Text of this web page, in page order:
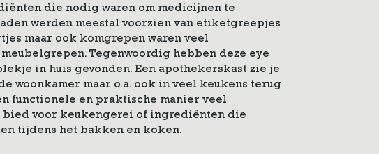
die nodig waren om medicijnen te
werden meestal voorzien van etiketgreepjes
maar ook komgrepen waren veel
Tegenwoordig hebben deze eye
in huis gevonden. Een apothekerskast zie je
woonkamer maar o.a. ook in veel keukens terug
functionele en praktische manier veel
voor keukengerei of ingrediënten die
tijdens het bakken en koken.